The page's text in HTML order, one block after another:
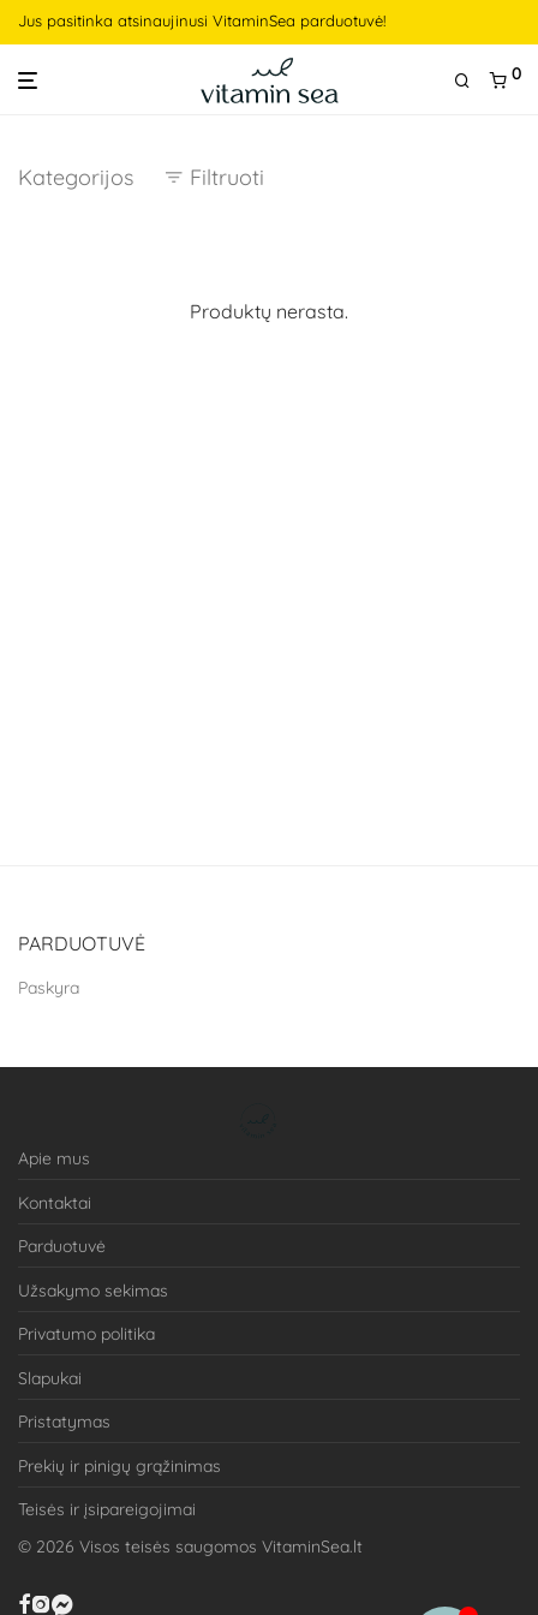
Jus pasitinka atsinaujinusi VitaminSea parduotuvė!
0
Kategorijos Filtruoti
Produktų nerasta.
PARDUOTUVĖ
Paskyra
Apie mus
Kontaktai
Parduotuvė
Užsakymo sekimas
Privatumo politika
Slapukai
Pristatymas
Prekių ir pinigų grąžinimas
Teisės ir įsipareigojimai
© 2026 Visos teisės saugomos VitaminSea.lt